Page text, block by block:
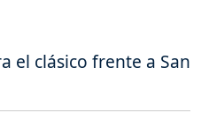
el clásico frente a San